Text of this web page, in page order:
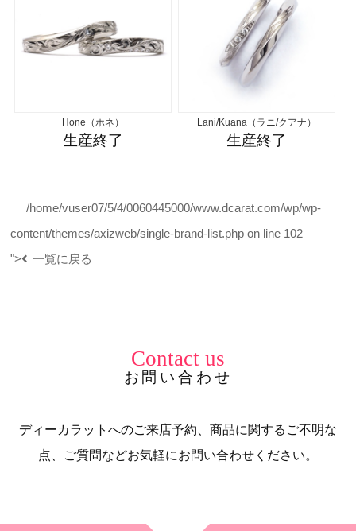
Hone（ホネ）
生産終了
Lani/Kuana（ラニ/クアナ）
生産終了
/home/vuser07/5/4/0060445000/www.dcarat.com/wp/wp-
content/themes/axizweb/single-brand-list.php on line 102
">
一覧に戻る
Contact us
お問い合わせ
ディーカラットへのご来店予約、商品に関するご不明な
点、ご質問などお気軽にお問い合わせください。